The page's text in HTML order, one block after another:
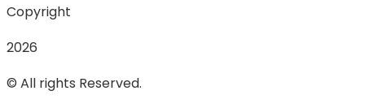
Copyright
2026
© All rights Reserved.